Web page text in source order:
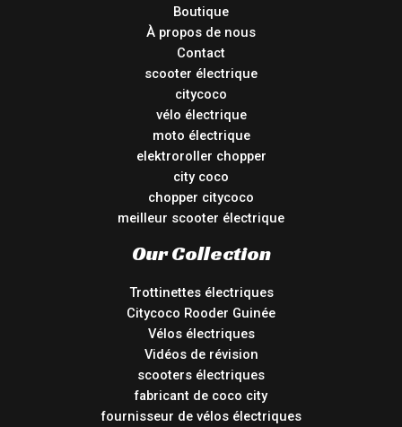
Boutique
À propos de nous
Contact
scooter électrique
citycoco
vélo électrique
moto électrique
elektroroller chopper
city coco
chopper citycoco
meilleur scooter électrique
Our Collection
Trottinettes électriques
Citycoco Rooder Guinée
Vélos électriques
Vidéos de révision
scooters électriques
fabricant de coco city
fournisseur de vélos électriques